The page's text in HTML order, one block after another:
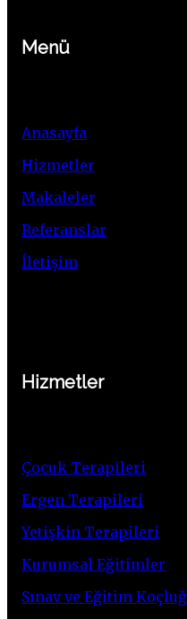
Menü
Anasayfa
Hizmetler
Makaleler
Referanslar
İletişim
Hizmetler
Çocuk Terapileri
Ergen Terapileri
Yetişkin Terapileri
Kurumsal Eğitimler
Sınav ve Eğitim